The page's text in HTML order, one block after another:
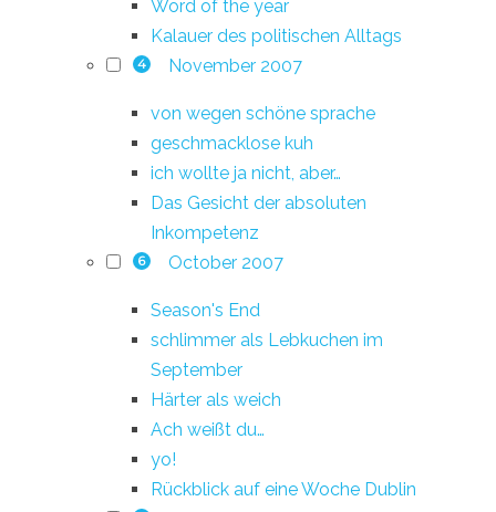
Word of the year
Kalauer des politischen Alltags
4 November 2007
von wegen schöne sprache
geschmacklose kuh
ich wollte ja nicht, aber…
Das Gesicht der absoluten
Inkompetenz
6 October 2007
Season's End
schlimmer als Lebkuchen im
September
Härter als weich
Ach weißt du…
yo!
Rückblick auf eine Woche Dublin